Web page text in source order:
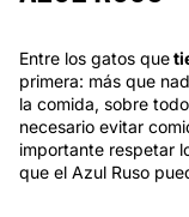
Entre los gatos que
primera: más que
la comida, sobre
necesario evitar
importante respetar
que el Azul Ruso